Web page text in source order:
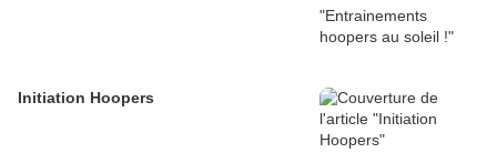
Initiation Hoopers